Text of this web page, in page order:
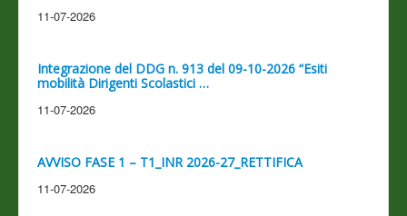
11-07-2026
Integrazione del DDG n. 913 del 09-10-2026 “Esiti
mobilità Dirigenti Scolastici …
11-07-2026
AVVISO FASE 1 – T1_INR 2026-27_RETTIFICA
11-07-2026